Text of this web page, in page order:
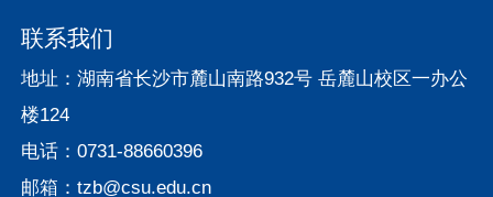
联系我们
地址：湖南省长沙市麓山南路932号 岳麓山校区一办公
楼124
电话：0731-88660396
邮箱：tzb@csu.edu.cn